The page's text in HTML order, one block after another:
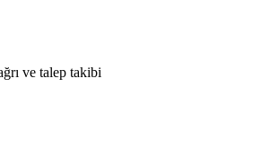
ve talep takibi